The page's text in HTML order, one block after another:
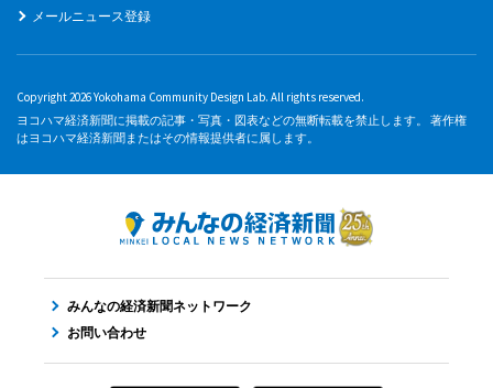
メールニュース登録
Copyright 2026 Yokohama Community Design Lab. All rights reserved.
ヨコハマ経済新聞に掲載の記事・写真・図表などの無断転載を禁止します。 著作権
はヨコハマ経済新聞またはその情報提供者に属します。
みんなの経済新聞ネットワーク
お問い合わせ